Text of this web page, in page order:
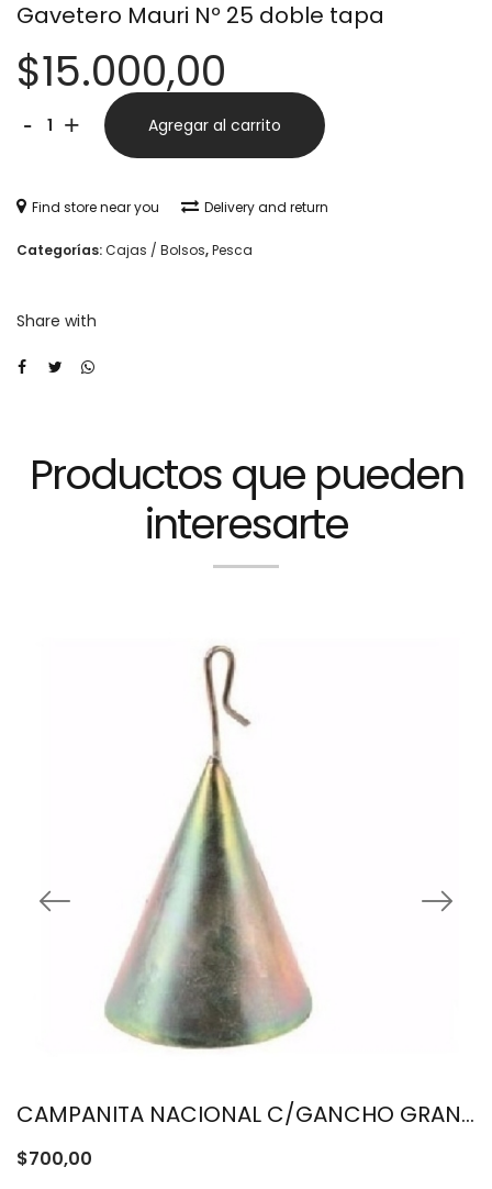
Gavetero Mauri Nº 25 doble tapa
$15.000,00
-Gavetero
25
doble
cantidad
+ Agregar al carrito
Find store near you Delivery and return
Categorías:Cajas / Bolsos,Pesca
Share with
Productos que pueden
interesarte
CAMPANITA NACIONAL C/GANCHO GRANDE
$700,00